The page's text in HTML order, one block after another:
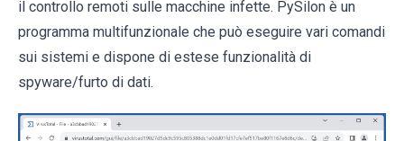
il controllo remoti sulle macchine infette. PySilon è un
programma multifunzionale che può eseguire vari comandi
sui sistemi e dispone di estese funzionalità di
spyware/furto di dati.